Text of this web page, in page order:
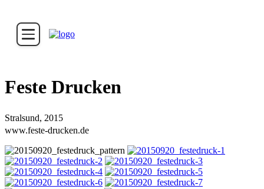
Feste Drucken
Stralsund, 2015
www.feste-drucken.de